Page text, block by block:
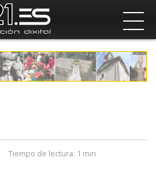
Tiempo de lectura: 1 min